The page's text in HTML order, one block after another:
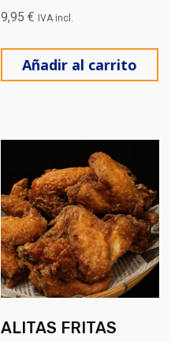
9,95€ IVA incl.
Añadir al carrito
ALITAS FRITAS